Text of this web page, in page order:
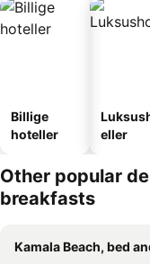
Billige
hoteller
eller
Other popular
breakfasts
Kamala Beach, bed and